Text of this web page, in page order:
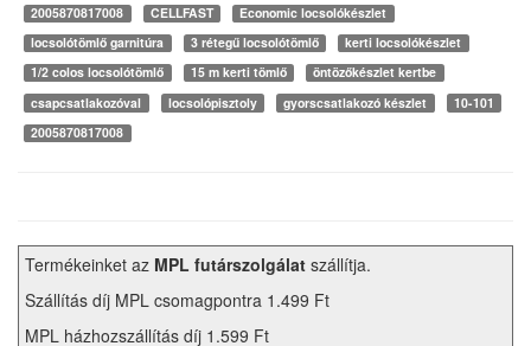
2005870817008
CELLFAST
Economic locsolókészlet
locsolótömlő garnitúra
3 rétegű locsolótömlő
kerti locsolókészlet
1/2 colos locsolótömlő
15 m kerti tömlő
öntözőkészlet kertbe
csapcsatlakozóval
locsolópisztoly gyorscsatlakozó készlet
10-101
2005870817008
Termékeinket az MPL futárszolgálat szállítja.
Szállítás díj MPL csomagpontra 1.499 Ft
MPL házhozszállítás díj 1.599 Ft